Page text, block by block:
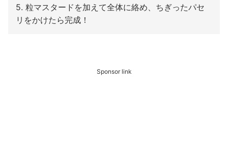
5. 粒マスタードを加えて全体に絡め、ちぎったパセ
リをかけたら完成！
Sponsor link